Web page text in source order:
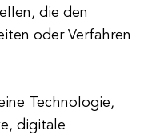
die den
oder Verfahren
Technologie,
digitale